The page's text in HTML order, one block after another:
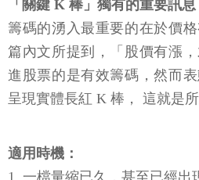
「關鍵 K 棒」獨有的重要訊息
籌碼的湧入最重要的在於價
篇內文所提到，「股價有漲
進股票的是有效籌碼，然而
呈現實體長紅 K 棒， 這就是
適用時機：
1. 一檔量縮已久，甚至已經出